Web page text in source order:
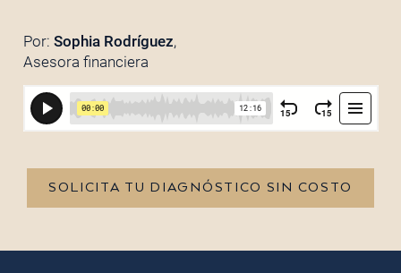
Por: Sophia Rodríguez,
Asesora financiera
SOLICITA TU DIAGNÓSTICO SIN COSTO